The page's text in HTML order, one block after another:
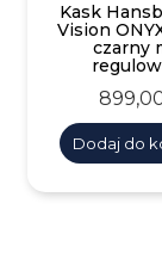
Kask
Vision
czarny
Cena
Dodaj do